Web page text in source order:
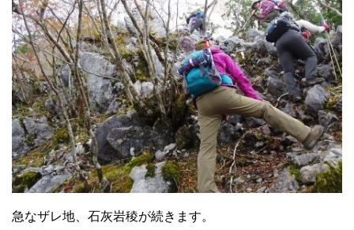
急なザレ地、石灰岩稜が続きます。